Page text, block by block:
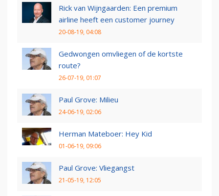
Rick van Wijngaarden: Een premium
airline heeft een customer journey
20-08-19, 04:08
Gedwongen omvliegen of de kortste
route?
26-07-19, 01:07
Paul Grove: Milieu
24-06-19, 02:06
Herman Mateboer: Hey Kid
01-06-19, 09:06
Paul Grove: Vliegangst
21-05-19, 12:05